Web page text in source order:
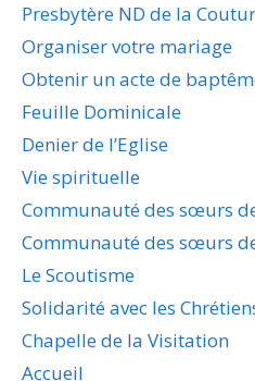
Presbytère ND de la
Organiser votre mariage
Obtenir un acte de
Feuille Dominicale
Denier de l’Eglise
Vie spirituelle
Communauté des sœurs
Communauté des sœurs de
Le Scoutisme
Solidarité avec les
Chapelle de la Visitation
Accueil